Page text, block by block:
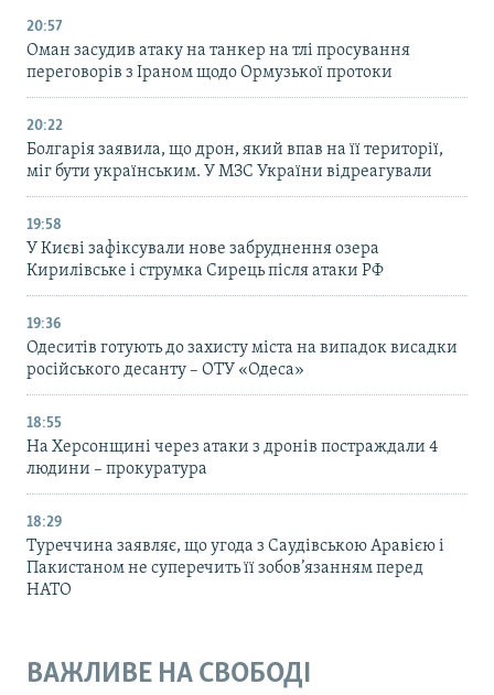
20:57
Оман засудив атаку на танкер на тлі просування
переговорів з Іраном щодо Ормузької протоки
20:22
Болгарія заявила, що дрон, який впав на її території,
міг бути українським. У МЗС України відреагували
19:58
У Києві зафіксували нове забруднення озера
Кирилівське і струмка Сирець після атаки РФ
19:36
Одеситів готують до захисту міста на випадок висадки
російського десанту – ОТУ «Одеса»
18:55
На Херсонщині через атаки з дронів постраждали 4
людини – прокуратура
18:29
Туреччина заявляє, що угода з Саудівською Аравією і
Пакистаном не суперечить її зобов’язанням перед
НАТО
ВАЖЛИВЕ НА СВОБОДІ